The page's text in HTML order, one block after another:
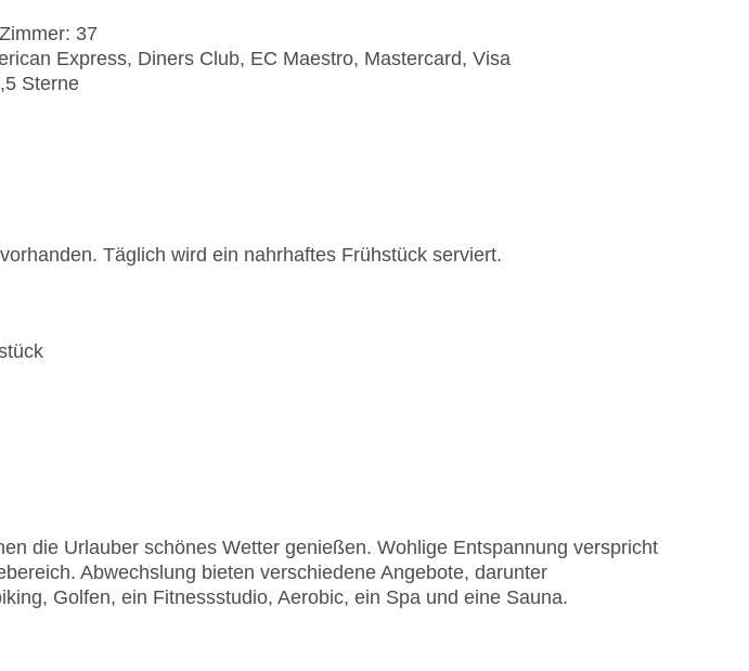
37
Express, Diners Club, EC Maestro, Mastercard, Visa
Sterne
Täglich wird ein nahrhaftes Frühstück serviert.
die Urlauber schönes Wetter genießen. Wohlige Entspannung verspricht
Abwechslung bieten verschiedene Angebote, darunter
Golfen, ein Fitnessstudio, Aerobic, ein Spa und eine Sauna.